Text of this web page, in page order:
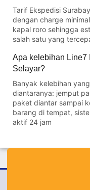
Tarif Ekspedisi
dengan charge
kapal roro sehingga
salah satu yang
Apa kelebihan Line7
Selayar?
Banyak kelebihan
diantaranya: jemput
paket diantar sampai
barang di tempat,
aktif 24 jam